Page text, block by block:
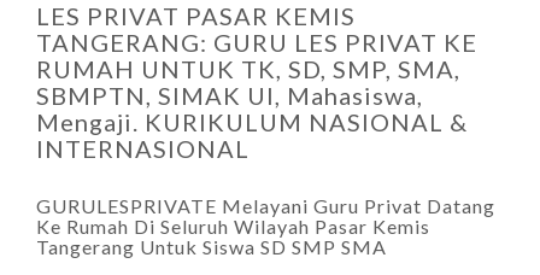
LES PRIVAT PASAR KEMIS
TANGERANG: GURU LES PRIVAT KE
RUMAH UNTUK TK, SD, SMP, SMA,
SBMPTN, SIMAK UI, Mahasiswa,
Mengaji. KURIKULUM NASIONAL &
INTERNASIONAL
GURULESPRIVATE Melayani Guru Privat Datang
Ke Rumah Di Seluruh Wilayah Pasar Kemis
Tangerang Untuk Siswa SD SMP SMA